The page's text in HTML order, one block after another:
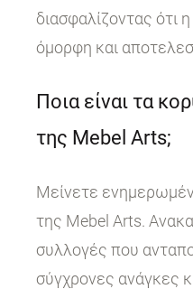
διασφαλίζοντας ότι
όμορφη και
Ποια είναι τα
της Mebel Arts;
Μείνετε
της Mebel Arts.
συλλογές που
σύγχρονες ανάγκες